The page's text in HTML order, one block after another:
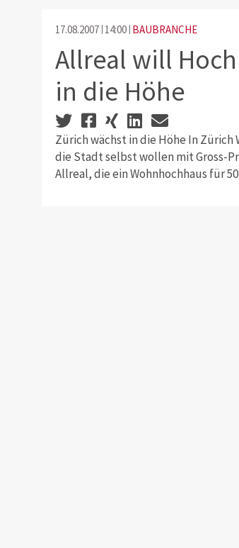
17.08.2007 14:00 BAUBRANCHE
Allreal will
in die Höhe
Zürich wächst in die Höhe In
die Stadt selbst wollen mit Gross-
Allreal, die ein Wohnhochhaus für